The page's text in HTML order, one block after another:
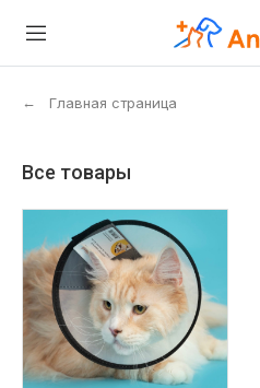
← Главная страница
Все товары